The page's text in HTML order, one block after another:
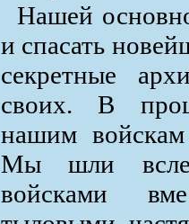
Нашей
и спасать
секретные
своих. В
нашим
Мы шли
войсками